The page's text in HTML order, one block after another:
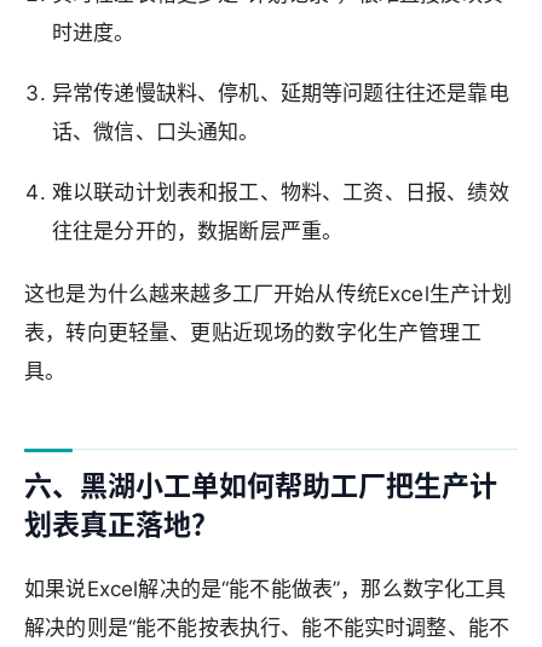
时进度。
异常传递慢缺料、停机、延期等问题往往还是靠电
话、微信、口头通知。
难以联动计划表和报工、物料、工资、日报、绩效
往往是分开的，数据断层严重。
这也是为什么越来越多工厂开始从传统Excel生产计划
表，转向更轻量、更贴近现场的数字化生产管理工
具。
六、黑湖小工单如何帮助工厂把生产计
划表真正落地？
如果说Excel解决的是“能不能做表”，那么数字化工具
解决的则是“能不能按表执行、能不能实时调整、能不